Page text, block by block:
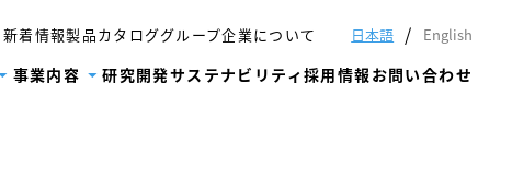
新着情報製品カタロググループ企業について 日本語 English
事業内容 研究開発サステナビリティ採用情報お問い合わせ